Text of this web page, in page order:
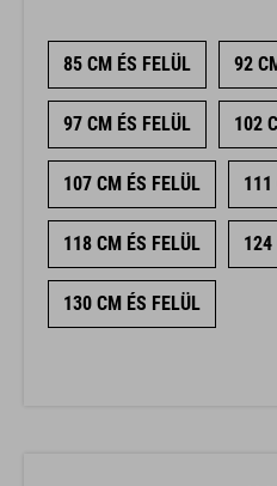
85 CM ÉS FELÜL 92
97 CM ÉS FELÜL 102
107 CM ÉS FELÜL 111
118 CM ÉS FELÜL 124
130 CM ÉS FELÜL